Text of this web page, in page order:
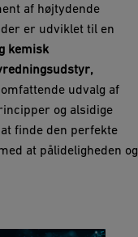
af højtydende
er udviklet til en
kemisk
udvalg af
og alsidige
finde den perfekte
at pålideligheden og